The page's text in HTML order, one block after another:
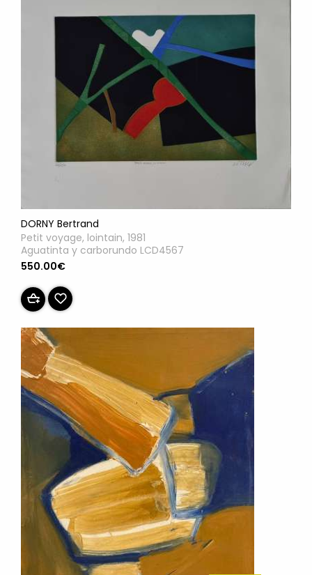
DORNY Bertrand
Petit voyage, lointain, 1981
Aguatinta y carborundo LCD4567
550.00€